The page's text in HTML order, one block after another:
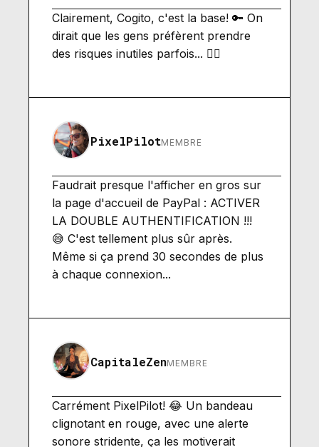
Clairement, Cogito, c'est la base! 🔑 On
dirait que les gens préfèrent prendre
des risques inutiles parfois... 🤷‍♂️
PixelPilotMEMBRE
Faudrait presque l'afficher en gros sur
la page d'accueil de PayPal : ACTIVER
LA DOUBLE AUTHENTIFICATION !!!
😅 C'est tellement plus sûr après.
Même si ça prend 30 secondes de plus
à chaque connexion...
CapitaleZenMEMBRE
Carrément PixelPilot! 😂 Un bandeau
clignotant en rouge, avec une alerte
sonore stridente, ça les motiverait